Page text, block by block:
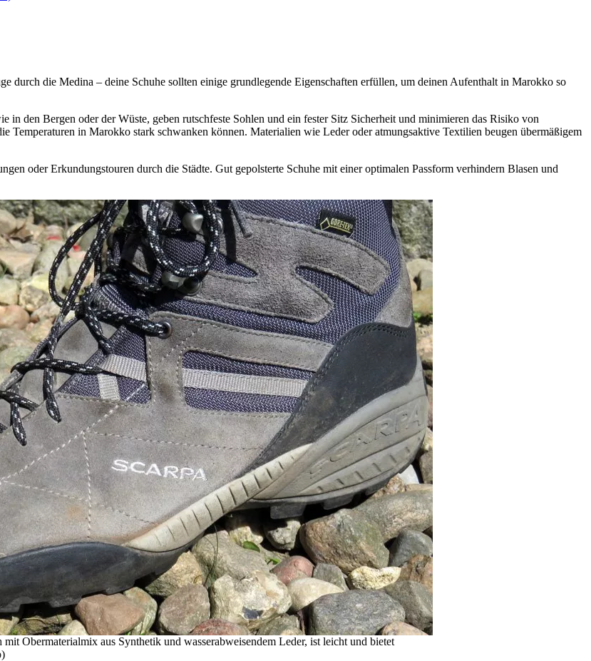
durch die Medina – deine Schuhe sollten einige grundlegende Eigenschaften erfüllen, um deinen Aufenthalt in Marokko so
den Bergen oder der Wüste, geben rutschfeste Sohlen und ein fester Sitz Sicherheit und minimieren das Risiko von
Temperaturen in Marokko stark schwanken können. Materialien wie Leder oder atmungsaktive Textilien beugen übermäßigem
oder Erkundungstouren durch die Städte. Gut gepolsterte Schuhe mit einer optimalen Passform verhindern Blasen und
Obermaterialmix aus Synthetik und wasserabweisendem Leder, ist leicht und bietet